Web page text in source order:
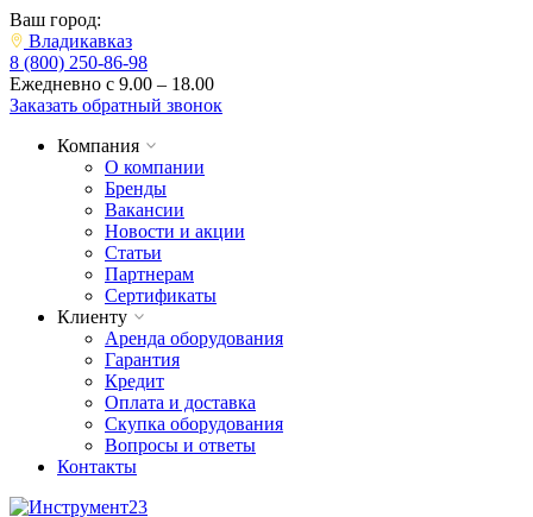
Ваш город:
Владикавказ
8 (800) 250-86-98
Ежедневно с 9.00 – 18.00
Заказать обратный звонок
Компания
О компании
Бренды
Вакансии
Новости и акции
Статьи
Партнерам
Сертификаты
Клиенту
Аренда оборудования
Гарантия
Кредит
Оплата и доставка
Скупка оборудования
Вопросы и ответы
Контакты